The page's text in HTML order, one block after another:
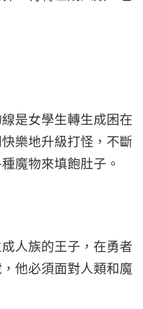
是女學生轉生成困在
樂地升級打怪，不斷
魔物來填飽肚子。
人族的王子，在勇者
他必須面對人類和魔